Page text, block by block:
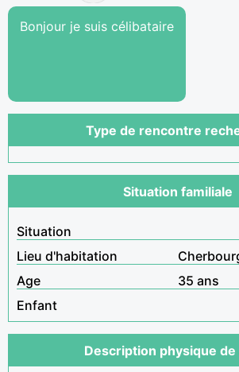
Bonjour je suis célibataire
Type de rencontre
Situation familiale
Situation
Lieu d'habitation
Age
35 ans
Enfant
Description physique de